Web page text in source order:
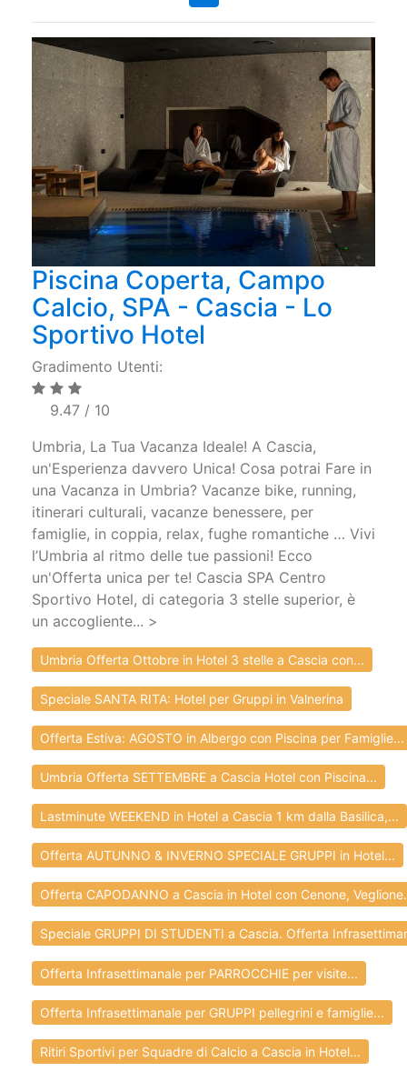
Piscina Coperta, Campo
Calcio, SPA - Cascia - Lo
Sportivo Hotel
Gradimento Utenti:
9.47 / 10
Umbria, La Tua Vacanza Ideale! A Cascia,
un'Esperienza davvero Unica! Cosa potrai Fare in
una Vacanza in Umbria? Vacanze bike, running,
itinerari culturali, vacanze benessere, per
famiglie, in coppia, relax, fughe romantiche … Vivi
l’Umbria al ritmo delle tue passioni! Ecco
un'Offerta unica per te! Cascia SPA Centro
Sportivo Hotel, di categoria 3 stelle superior, è
un accogliente... >
Umbria Offerta Ottobre in Hotel 3 stelle a Cascia con...
Speciale SANTA RITA: Hotel per Gruppi in Valnerina
Offerta Estiva: AGOSTO in Albergo con Piscina per Famiglie...
Umbria Offerta SETTEMBRE a Cascia Hotel con Piscina...
Lastminute WEEKEND in Hotel a Cascia 1 km dalla Basilica,...
Offerta AUTUNNO & INVERNO SPECIALE GRUPPI in Hotel...
Offerta CAPODANNO a Cascia in Hotel con Cenone,
Speciale GRUPPI DI STUDENTI a Cascia. Offerta
Offerta Infrasettimanale per PARROCCHIE per visite...
Offerta Infrasettimanale per GRUPPI pellegrini e famiglie...
Ritiri Sportivi per Squadre di Calcio a Cascia in Hotel...